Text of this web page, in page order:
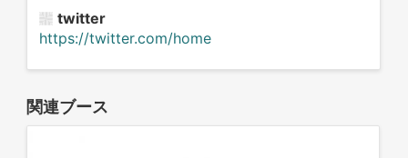
twitter
https://twitter.com/home
関連ブース